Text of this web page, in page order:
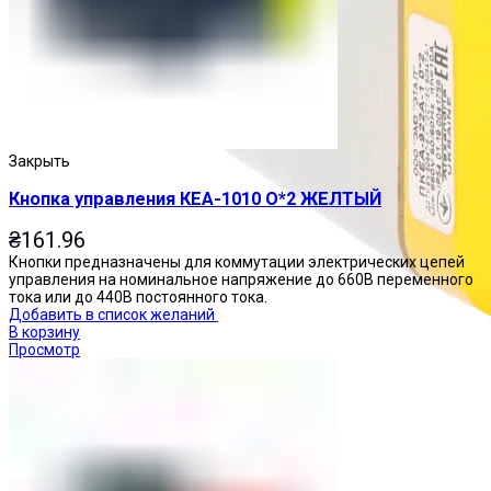
Посты управления
Закрыть
Кнопка управления КЕА-1010 О*2 ЖЕЛТЫЙ
₴161.96
Кнопки предназначены для коммутации электрических цепей
управления на номинальное напряжение до 660В переменного
тока или до 440В постоянного тока.
Добавить в список желаний
В корзину
Просмотр